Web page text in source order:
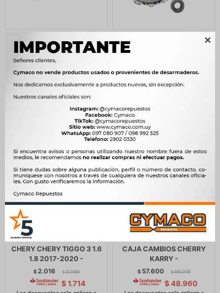

SOPORTE CAJA DE
CAMBIOS CHERY SOPORTE
CAJA CHERY QQ 311 -
$1.045 $ 1.071
$ 888
KIT DE EMBRAGUE CHERY
TIGGO 1 ACTECO SEMI
$4.160 $ 4.262
$3.536
BOMBA DE EMBRAGUE
CHERY CHERY TIGGO 3 1.6
1.8 2017-2020 -
$ 2.016 $ 2.066
$ 1.714
CAJA CAMBIOS CHERRY
KARRY -
$ 57.600 $ 59.016
$ 48.960